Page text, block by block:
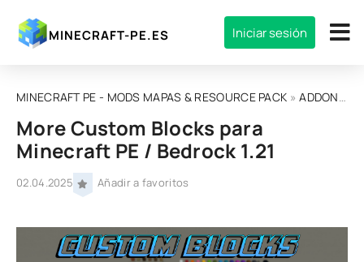
MINECRAFT-PE.ES Iniciar sesión
MINECRAFT PE - MODS MAPAS & RESOURCE PACK »ADDONS
More Custom Blocks para
Minecraft PE / Bedrock 1.21
02.04.2025 Añadir a favoritos